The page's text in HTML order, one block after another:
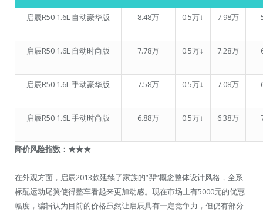
启辰R50 1.6L 自动豪华版 8.48万 0.5万↓ 7.98万
启辰R50 1.6L 自动时尚版 7.78万 0.5万↓ 7.28万
启辰R50 1.6L 手动豪华版 7.58万 0.5万↓ 7.08万
启辰R50 1.6L 手动时尚版 6.88万 0.5万↓ 6.38万
降价风险指数： ★★★
在外观方面，启辰2013款延续了家族的”羿”概念整体设计风格，全系
标配运动尾翼使得整车看起来更加动感。现在市场上有5000元的优惠
幅度，编辑认为目前的价格虽然让启辰具有一定竞争力，但仍有部分